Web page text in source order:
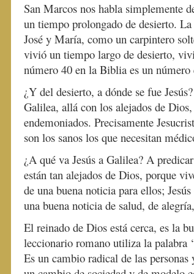
San Marcos nos habla simplemente
un tiempo prolongado de desierto.
José y María, como un carpintero
vivió un tiempo largo de desierto,
número 40 en la Biblia es un número
¿Y del desierto, a dónde se fue
Galilea, allá con los alejados de
endemoniados. Precisamente
son los sanos los que necesitan
¿A qué va Jesús a Galilea? A
están tan alejados de Dios, porque
de una buena noticia para ellos;
una buena noticia de salud, de
El reinado de Dios está cerca, es la
leccionario romano utiliza la palabra
Es un cambio radical de las